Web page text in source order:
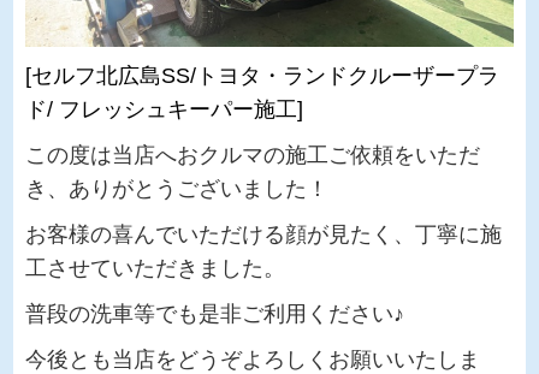
[セルフ北広島SS/トヨタ・ランドクルーザープラ
ド/ フレッシュキーパー施工]
この度は当店へおクルマの施工ご依頼をいただ
き、ありがとうございました！
お客様の喜んでいただける顔が見たく、丁寧に施
工させていただきました。
普段の洗車等でも是非ご利用ください♪
今後とも当店をどうぞよろしくお願いいたしま